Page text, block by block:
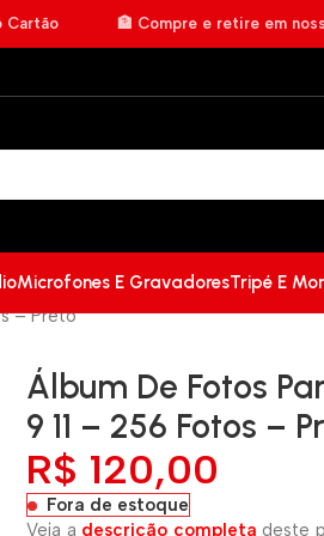
Microfones E GravadoresTripé E
– Preto
Álbum De Fotos
9 11 – 256 Fotos –
R$ 120,00
Fora de estoque
Veja a descrição completa deste
Cartão 🏦 Compre e retire em